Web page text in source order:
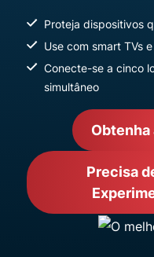
Proteja dispositivos
Use com smart TVs
Conecte-se a cinco
simultâneo
Obtenha
Precisa